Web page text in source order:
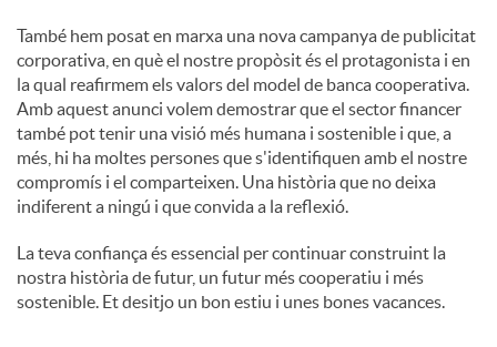
També hem posat en marxa una nova campanya de publicitat
corporativa, en què el nostre propòsit és el protagonista i en
la qual reafirmem els valors del model de banca cooperativa.
Amb aquest anunci volem demostrar que el sector financer
també pot tenir una visió més humana i sostenible i que, a
més, hi ha moltes persones que s'identifiquen amb el nostre
compromís i el comparteixen. Una història que no deixa
indiferent a ningú i que convida a la reflexió.
La teva confiança és essencial per continuar construint la
nostra història de futur, un futur més cooperatiu i més
sostenible. Et desitjo un bon estiu i unes bones vacances.